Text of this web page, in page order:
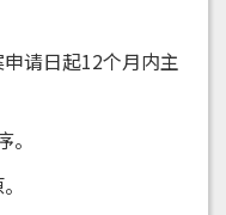
请日起12个月内主